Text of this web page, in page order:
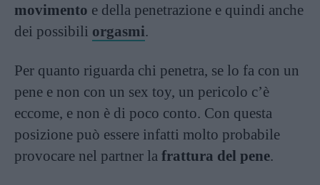
movimento e della penetrazione e quindi anche
dei possibili orgasmi.
Per quanto riguarda chi penetra, se lo fa con un
pene e non con un sex toy, un pericolo c’è
eccome, e non è di poco conto. Con questa
posizione può essere infatti molto probabile
provocare nel partner la frattura del pene.